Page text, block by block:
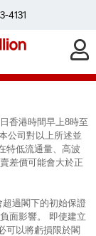
4131
香港時間早上8時至
公司對以上所述並
特低流通量、高波
差價可能會大於正
過閣下的初始保證
面影響。 即使建立
可以將虧損限於閣